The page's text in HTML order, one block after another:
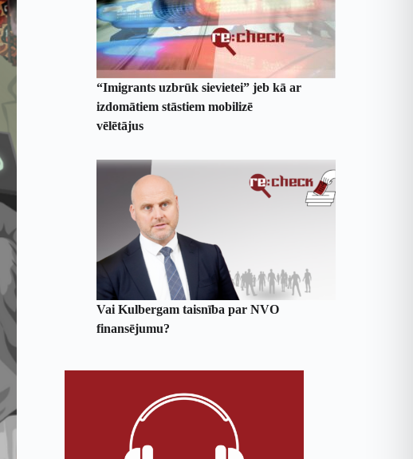
“Imigrants uzbrūk sievietei” jeb kā ar
izdomātiem stāstiem mobilizē
vēlētājus
Vai Kulbergam taisnība par NVO
finansējumu?